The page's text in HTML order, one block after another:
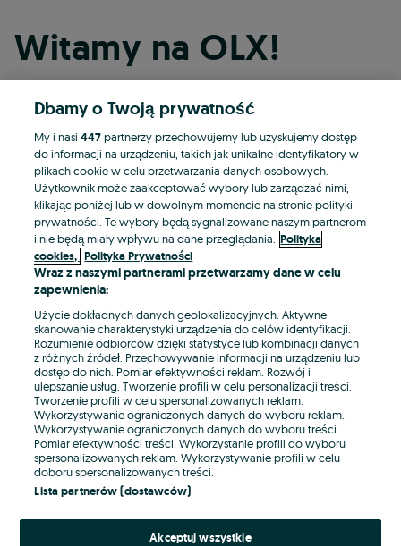
Witamy na OLX!
Kontynuuj przez Facebooka
Kontynuuj przez konto Apple
Kontynuuj przez konto Google
LUB
E-mail
Hasło
Nie pamiętasz hasła?
Dbamy o Twoją prywatność
My i nasi447partnerzy przechowujemy lub uzyskujemy dostęp
do informacji na urządzeniu, takich jak unikalne identyfikatory w
plikach cookie w celu przetwarzania danych osobowych.
Użytkownik może zaakceptować wybory lub zarządzać nimi,
klikając poniżej lub w dowolnym momencie na stronie polityki
prywatności. Te wybory będą sygnalizowane naszym partnerom
i nie będą miały wpływu na dane przeglądania. Polityka
cookies, Polityka Prywatności
Wraz z naszymi partnerami przetwarzamy dane w celu
zapewnienia:
Użycie dokładnych danych geolokalizacyjnych. Aktywne
skanowanie charakterystyki urządzenia do celów identyfikacji.
Rozumienie odbiorców dzięki statystyce lub kombinacji danych
z różnych źródeł. Przechowywanie informacji na urządzeniu lub
dostęp do nich. Pomiar efektywności reklam. Rozwój i
ulepszanie usług. Tworzenie profili w celu personalizacji treści.
Tworzenie profili w celu spersonalizowanych reklam.
Wykorzystywanie ograniczonych danych do wyboru reklam.
Wykorzystywanie ograniczonych danych do wyboru treści.
Pomiar efektywności treści. Wykorzystanie profili do wyboru
spersonalizowanych reklam. Wykorzystywanie profili w celu
doboru spersonalizowanych treści.
Lista partnerów (dostawców)
Akceptuj wszystkie